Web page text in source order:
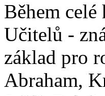
Během
Učitelů -
základ pro
Abraham,